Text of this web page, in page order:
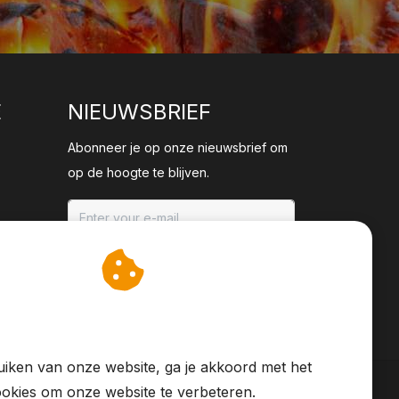
NIEUWSBRIEF
Abonneer je op onze nieuwsbrief om
op de hoogte te blijven.
ABONNEER
van onze website, ga je akkoord met het
om onze website te verbeteren.